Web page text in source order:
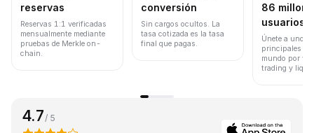
reservas
Reservas 1:1 verificadas
mensualmente mediante
pruebas de Merkle on-
chain.
conversión
Sin cargos ocultos. La
tasa cotizada es la tasa
final que pagas.
86
usuarios
Únete a uno
principales
mundo por
trading y
4.7 / 5